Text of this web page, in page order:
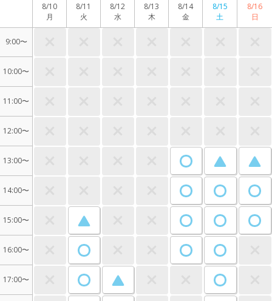
8/10
月
8/11
火
8/12
水
8/13
木
8/14
金
8/15
土
8/16
日
9:00〜
10:00〜
11:00〜
12:00〜
13:00〜
14:00〜
15:00〜
16:00〜
17:00〜